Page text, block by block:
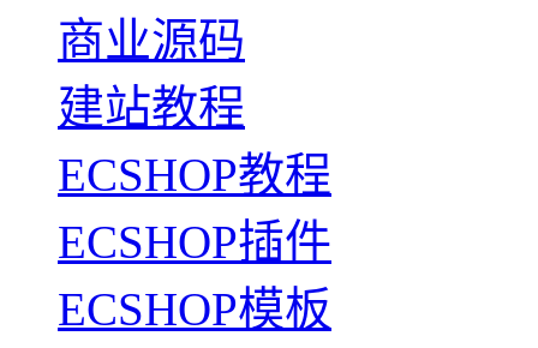
商业源码
建站教程
ECSHOP教程
ECSHOP插件
ECSHOP模板